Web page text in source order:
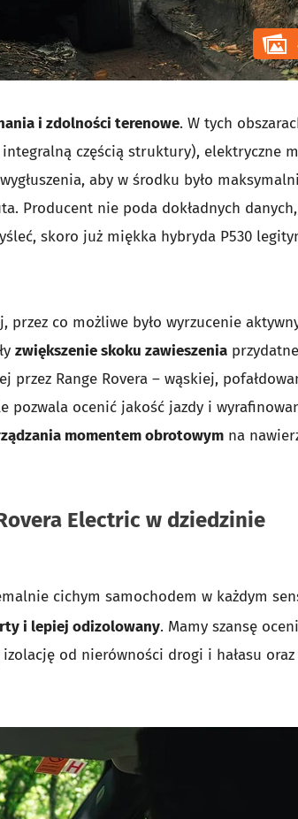
i zdolności terenowe. W tych
częścią struktury), elektryczne
aby w środku było
Producent nie poda dokładnych
skoro już miękka hybryda P530
co możliwe było wyrzucenie
zwiększenie skoku zawieszenia
Range Rovera – wąskiej,
pozwala ocenić jakość jazdy i
momentem obrotowym na
Electric w dziedzinie
cichym samochodem w każdym
i lepiej odizolowany. Mamy szansę
od nierówności drogi i hałasu oraz